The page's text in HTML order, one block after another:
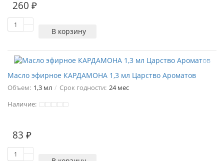
260 ₽
В корзину
Масло эфирное КАРДАМОНА 1,3 мл Царство Ароматов
Объем: 1,3 мл Срок годности: 24 мес
Наличие:
83 ₽